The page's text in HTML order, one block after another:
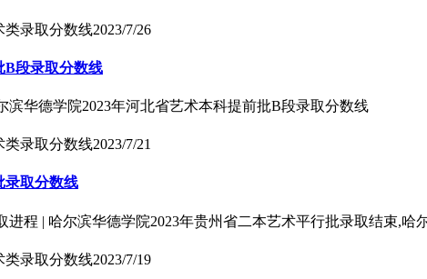
类录取分数线2023/7/26
B段录取分数线
滨华德学院2023年河北省艺术本科提前批B段录取分数线
类录取分数线2023/7/21
录取分数线
进程 | 哈尔滨华德学院2023年贵州省二本艺术平行批录取结束,
类录取分数线2023/7/19